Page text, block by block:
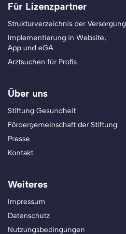
Für Lizenzpartner
Strukturverzeichnis der Versorgung
Implementierung in Website,
App und eGA
Arztsuchen für Profis
Über uns
Stiftung Gesundheit
Fördergemeinschaft der Stiftung
Presse
Kontakt
Weiteres
Impressum
Datenschutz
Nutzungsbedingungen